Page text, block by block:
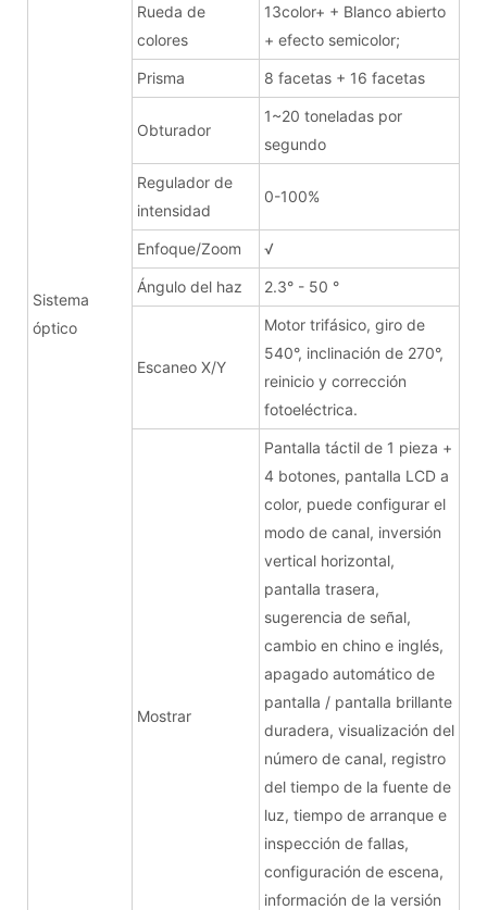
Sistema
óptico
Rueda de
colores
13color+ + Blanco abierto
+ efecto semicolor;
Prisma 8 facetas + 16 facetas
Obturador
1~20 toneladas por
segundo
Regulador de
intensidad
0-100%
Enfoque/Zoom √
Ángulo del haz 2.3° - 50 °
Escaneo X/Y
Motor trifásico, giro de
540°, inclinación de 270°,
reinicio y corrección
fotoeléctrica.
Mostrar
Pantalla táctil de 1 pieza +
4 botones, pantalla LCD a
color, puede configurar el
modo de canal, inversión
vertical horizontal,
pantalla trasera,
sugerencia de señal,
cambio en chino e inglés,
apagado automático de
pantalla / pantalla brillante
duradera, visualización del
número de canal, registro
del tiempo de la fuente de
luz, tiempo de arranque e
inspección de fallas,
configuración de escena,
información de la versión